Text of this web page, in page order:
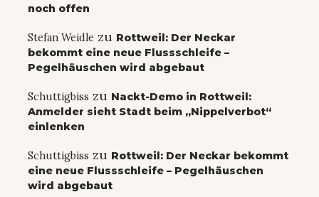
noch offen
Stefan Weidle zu Rottweil: Der Neckar
bekommt eine neue Flussschleife –
Pegelhäuschen wird abgebaut
Schuttigbiss zu Nackt-Demo in Rottweil:
Anmelder sieht Stadt beim „Nippelverbot“
einlenken
Schuttigbiss zu Rottweil: Der Neckar bekommt
eine neue Flussschleife – Pegelhäuschen
wird abgebaut